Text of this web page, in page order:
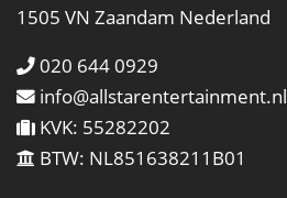
1505 VN Zaandam Nederland
020 644 0929
info@allstarentertainment.nl
KVK: 55282202
BTW: NL851638211B01